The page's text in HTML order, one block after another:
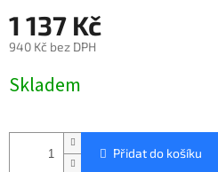
1 137 Kč
940 Kč bez DPH
cena:
Skladem
Přidat do košíku